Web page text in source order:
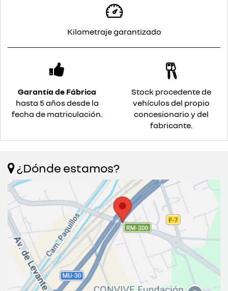
Kilometraje garantizado
Garantía de Fábrica
hasta 5 años desde la
fecha de matriculación.
Stock procedente de
vehículos del propio
concesionario y del
fabricante.
¿Dónde estamos?